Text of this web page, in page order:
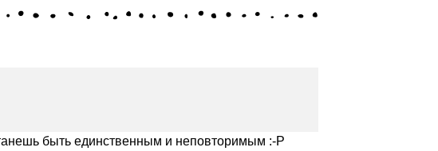
быть единственным и неповторимым :-Р